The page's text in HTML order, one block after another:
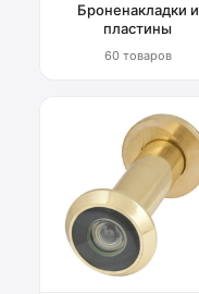
Броненакладки и
пластины
60 товаров